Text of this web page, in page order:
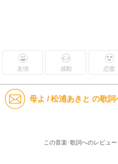
友情 感動 恋愛
母よ / 松浦あきと の歌
この音楽･歌詞へのレビュ